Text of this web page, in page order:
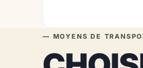
— MOYENS DE